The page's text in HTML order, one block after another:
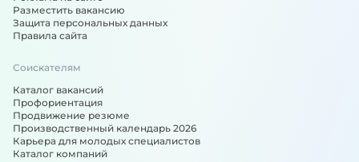
Разместить вакансию
Защита персональных данных
Правила сайта
Соискателям
Каталог вакансий
Профориентация
Продвижение резюме
Производственный календарь 2026
Карьера для молодых специалистов
Каталог компаний